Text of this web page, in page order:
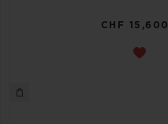
CHF 15,600